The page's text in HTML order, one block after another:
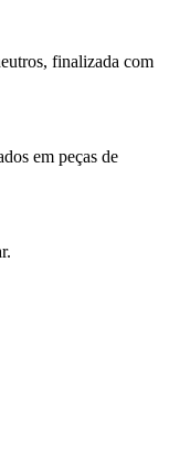
finalizada com
em peças de